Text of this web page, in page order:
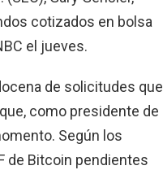
cotizados en bolsa
el jueves.
de solicitudes que
como presidente de
Según los
de Bitcoin pendientes